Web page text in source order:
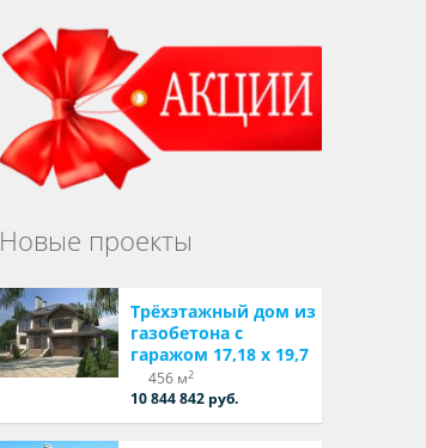
Новые проекты
Трёхэтажный дом из
газобетона с
гаражом 17,18 х 19,7
456 м2
10 844 842 руб.